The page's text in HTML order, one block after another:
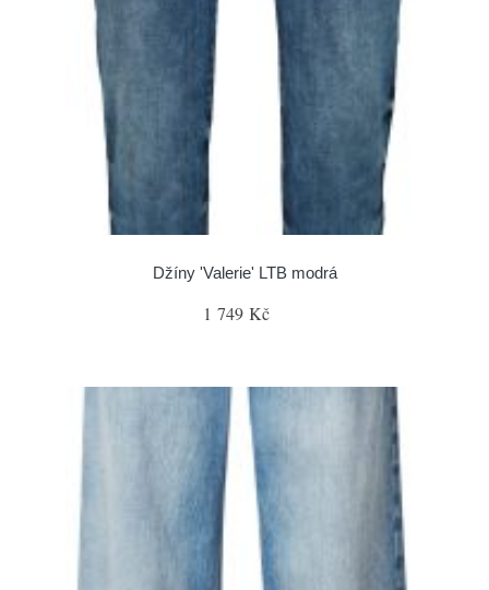
Džíny 'Valerie' LTB modrá
1 749 Kč